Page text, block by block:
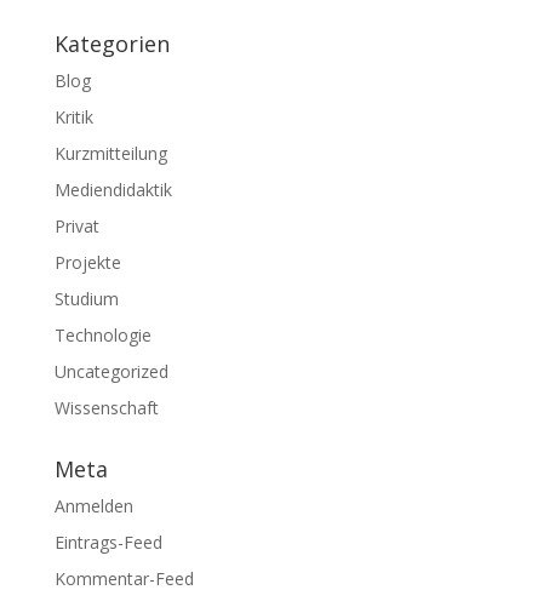
Kategorien
Blog
Kritik
Kurzmitteilung
Mediendidaktik
Privat
Projekte
Studium
Technologie
Uncategorized
Wissenschaft
Meta
Anmelden
Eintrags-Feed
Kommentar-Feed